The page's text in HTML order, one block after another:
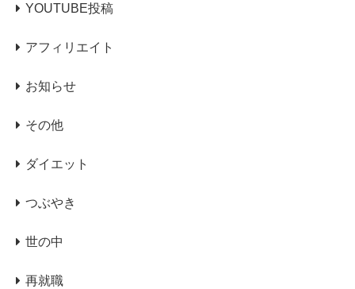
YOUTUBE投稿
アフィリエイト
お知らせ
その他
ダイエット
つぶやき
世の中
再就職